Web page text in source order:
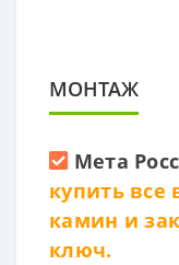
МОНТАЖ
Мета
купить все
камин и
ключ.